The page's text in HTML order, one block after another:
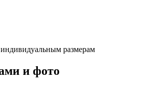
размерам
и фото